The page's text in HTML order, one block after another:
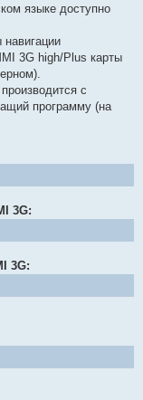
языке доступно
3G high/Plus карты
с
программу (на
3G:
3G: